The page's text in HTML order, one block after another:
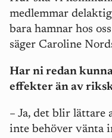
medlemmar
bara hamnar hos
säger Caroline
Har ni redan
effekter än av
– Ja, det blir lättare
inte behöver vänta